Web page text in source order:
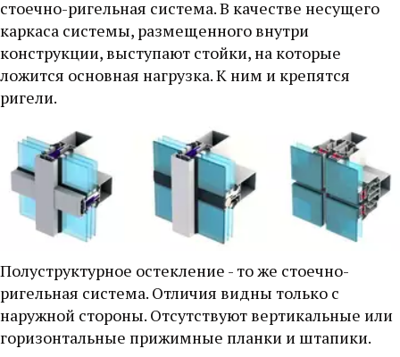
стоечно-ригельная система. В качестве несущего
каркаса системы, размещенного внутри
конструкции, выступают стойки, на которые
ложится основная нагрузка. К ним и крепятся
ригели.
Полуструктурное остекление - то же стоечно-
ригельная система. Отличия видны только с
наружной стороны. Отсутствуют вертикальные или
горизонтальные прижимные планки и штапики.